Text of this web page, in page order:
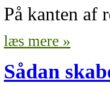
På kanten af
læs mere »
Sådan